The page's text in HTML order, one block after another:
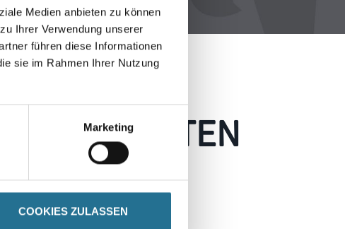
Medien anbieten zu können
Ihrer Verwendung unserer
führen diese Informationen
sie im Rahmen Ihrer Nutzung
Marketing
COOKIES ZULASSEN
sich inspirieren.